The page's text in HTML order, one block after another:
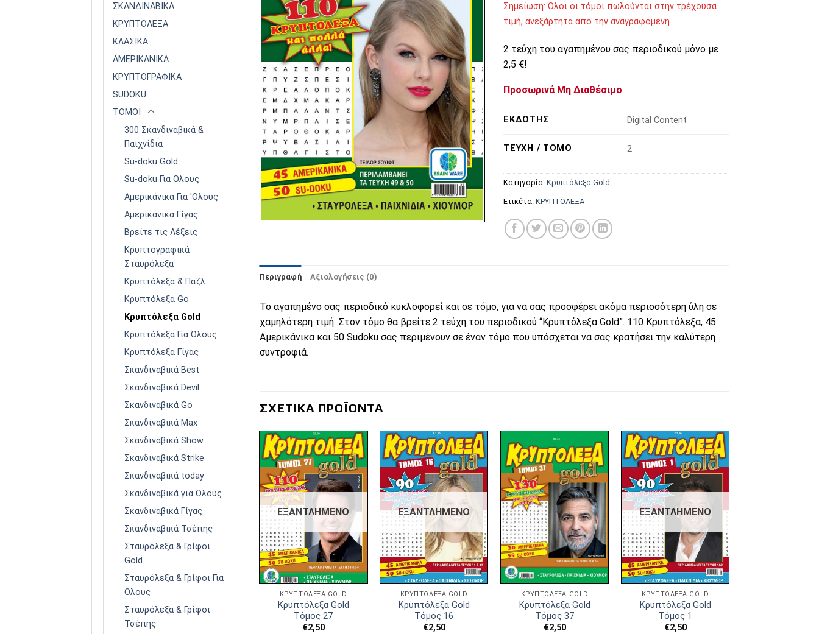
ΣΚΑΝΔΙΝΑΒΙΚΑ
ΚΡΥΠΤΟΛΕΞΑ
ΚΛΑΣΙΚΑ
ΑΜΕΡΙΚΑΝΙΚΑ
ΚΡΥΠΤΟΓΡΑΦΙΚΑ
SUDOKU
ΤΟΜΟΙ
300 Σκανδιναβικά &
Παιχνίδια
Su-doku Gold
Su-doku Για Ολους
Αμερικάνικα Για 'Ολους
Αμερικάνικα Γίγας
Βρείτε τις Λέξεις
Κρυπτογραφικά
Σταυρόλεξα
Κρυπτόλεξα & Παζλ
Κρυπτόλεξα Go
Κρυπτόλεξα Gold
Κρυπτόλεξα Για Όλους
Κρυπτόλεξα Γίγας
Σκανδιναβικά Best
Σκανδιναβικά Devil
Σκανδιναβικά Go
Σκανδιναβικά Max
Σκανδιναβικά Show
Σκανδιναβικά Strike
Σκανδιναβικά today
Σκανδιναβικά για Ολους
Σκανδιναβικά Γίγας
Σκανδιναβικά Τσέπης
Σταυρόλεξα & Γρίφοι
Gold
Σταυρόλεξα & Γρίφοι Για
Ολους
Σταυρόλεξα & Γρίφοι
Τσέπης
Σημείωση: Όλοι οι τόμοι πωλούνται στην τρέχουσα
τιμή, ανεξάρτητα από την αναγραφόμενη.
2 τεύχη του αγαπημένου σας περιοδικού μόνο με
2,5 €!
Προσωρινά Μη Διαθέσιμο
ΕΚΔΌΤΗΣ Digital Content
ΤΕΎΧΗ / ΤΌΜΟ 2
Κατηγορία:Κρυπτόλεξα Gold
Ετικέτα:ΚΡΥΠΤΟΛΕΞΑ
Περιγραφή Αξιολογήσεις (0)
Το αγαπημένο σας περιοδικό κυκλοφορεί και σε τόμο, για να σας προσφέρει ακόμα περισσότερη ύλη σε
χαμηλότερη τιμή. Στον τόμο θα βρείτε 2 τεύχη του περιοδικού “Κρυπτόλεξα Gold”. 110 Κρυπτόλεξα, 45
Αμερικάνικα και 50 Sudoku σας περιμένουν σε έναν τόμο που υπόσχεται να σας κρατήσει την καλύτερη
συντροφιά.
ΣΧΕΤΙΚΆ ΠΡΟΪΌΝΤΑ
Πρόσθήκη
στην λίστα
ΕΞΑΝΤΛΗΜΈΝΟ
ΚΡΥΠΤΌΛΕΞΑ GOLD
Κρυπτόλεξα Gold
Τόμος 27
€2,50
Πρόσθήκη
στην λίστα
επιθυμιών
ΕΞΑΝΤΛΗΜΈΝΟ
ΚΡΥΠΤΌΛΕΞΑ GOLD
Κρυπτόλεξα Gold
Τόμος 16
€2,50
Πρόσθήκη
στην λίστα
επιθυμιών
ΚΡΥΠΤΌΛΕΞΑ GOLD
Κρυπτόλεξα Gold
Τόμος 37
€2,50
Πρόσθήκη
στην λίστα
επιθυμιών
ΕΞΑΝΤΛΗΜΈΝΟ
ΚΡΥΠΤΌΛΕΞΑ GOLD
Κρυπτόλεξα Gold
Τόμος 1
€2,50
στην λίστα
ΕΞΑΝΤΛΗΜΈΝΟ
Κρυπτόλεξα Gold
Τόμος 33